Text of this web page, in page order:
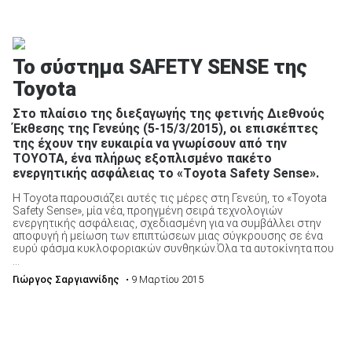
Το σύστημα SAFETY SENSE της
Toyota
Στο πλαίσιο της διεξαγωγής της φετινής Διεθνούς
Έκθεσης της Γενεύης (5-15/3/2015), οι επισκέπτες
της έχουν την ευκαιρία να γνωρίσουν από την
ΤΟΥΟΤΑ, ένα πλήρως εξοπλισμένο πακέτο
ενεργητικής ασφάλειας το «Τoyota Safety Sense».
Η Toyota παρουσιάζει αυτές τις μέρες στη Γενεύη, το «Toyota
Safety Sense», μία νέα, προηγμένη σειρά τεχνολογιών
ενεργητικής ασφάλειας, σχεδιασμένη για να συμβάλλει στην
αποφυγή ή μείωση των επιπτώσεων μιας σύγκρουσης σε ένα
ευρύ φάσμα κυκλοφοριακών συνθηκών.Όλα τα αυτοκίνητα που
Γιώργος Σαργιαννίδης • 9 Μαρτίου 2015